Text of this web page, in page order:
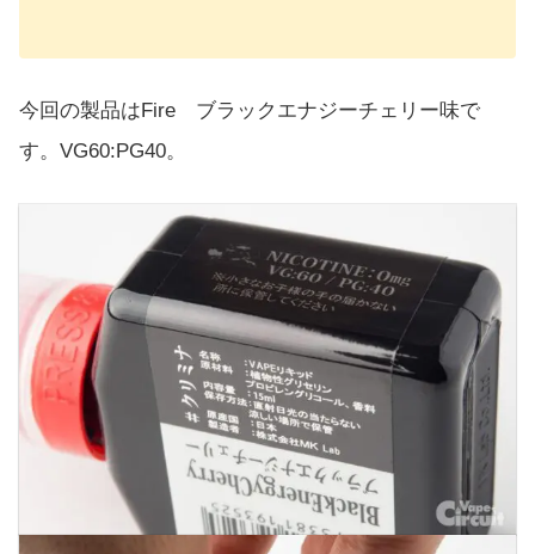
今回の製品はFire ブラックエナジーチェリー味で
す。VG60:PG40。